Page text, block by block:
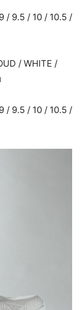
/ 9.5 / 10 / 10.5 /
/ WHITE /
/ 9.5 / 10 / 10.5 /